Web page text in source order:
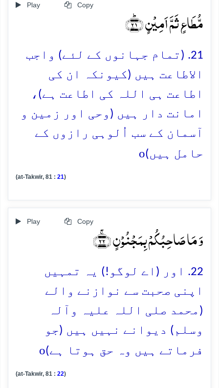
Play Copy
مُّطَاعٍ ثَمَّ اَمِیۡنٍ ﴿ؕ۲۱﴾
21. (تمام جہانوں کے لئے) واجب
الاطاعت ہیں (کیونکہ ان کی
اطاعت ہی اللہ کی اطاعت ہے)،
امانت دار ہیں (وحی اور زمین و
آسمان کے سب اُلوہی رازوں کے
حامل ہیں)o
(at-Takwir, 81 : 21)
Play Copy
وَ مَا صَاحِبُکُمۡ بِمَجۡنُوۡنٍ ﴿ۚ۲۲﴾
22. اور (اے لوگو!) یہ تمہیں
اپنی صحبت سے نوازنے والے
(محمد صلی اللہ علیہ وآلہ
وسلم) دیوانے نہیں ہیں (جو
فرماتے ہیں وہ حق ہوتا ہے)o
(at-Takwir, 81 : 22)